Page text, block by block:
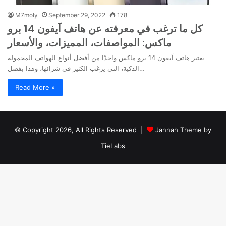
M7moly September 29, 2022 178
كل ما ترغب في معرفته عن هاتف آيفون 14 برو
ماكس: المواصفات، المميزات، والأسعار
يعتبر هاتف آيفون 14 برو ماكس واحدًا من أفضل أنواع الهواتف المحمولة
الذكية، التي يرغب الكثير في شرائها، وهذا بفضل…
Read More »
© Copyright 2026, All Rights Reserved |
Jannah Theme by
TieLabs